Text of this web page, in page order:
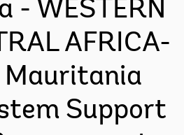
- WESTERN
AFRICA-
Mauritania
Support